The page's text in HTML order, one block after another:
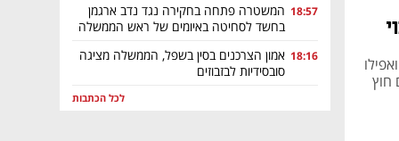
18:57 המשטרה פתחה בחקירה נגד נדב ארגמן
בחשד לסחיטה באיומים של ראש הממשלה
18:16 אמון הצרכנים בסין בשפל, הממשלה מציגה
סובסידיות לבזבוזים
לכל הכתבות
חוץ